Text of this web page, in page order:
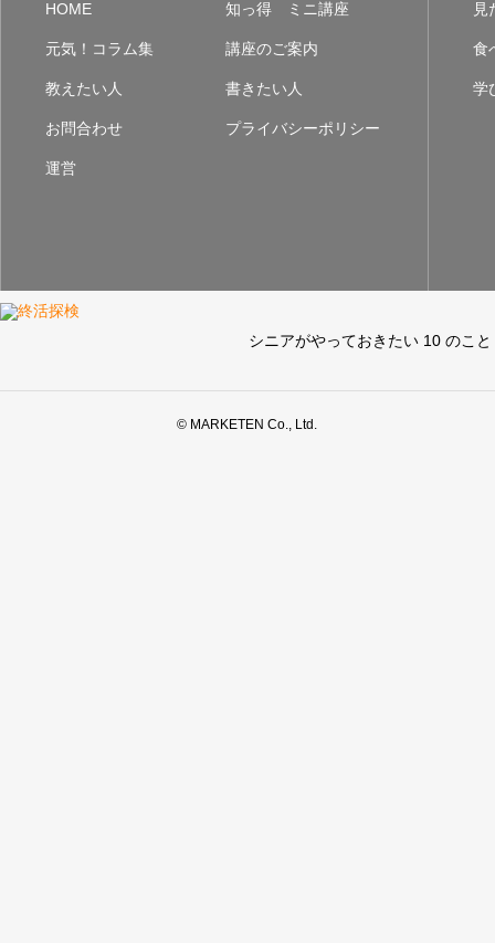
HOME 知っ得 ミニ講座
元気！コラム集 講座のご案内
教えたい人 書きたい人
お問合わせ プライバシーポリシー
運営
見
食
学
シニアがやっておきたい 10 のこと
© MARKETEN Co., Ltd.